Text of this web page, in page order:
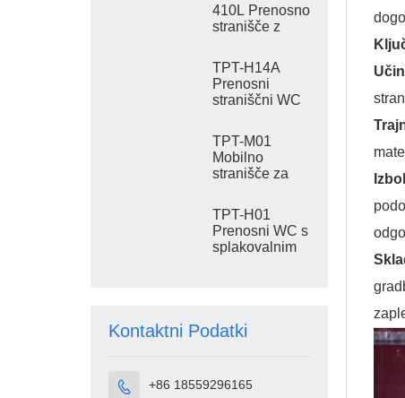
410L Prenosno
stranišče z
za odpadke,
jeklena drsna
prenosna
straniščna
TPT-H14A
Prenosni
straniščni WC
rezervoarjem
za odpadke,
zunanji
plastični WC
TPT-M01
Mobilno
stranišče za
TPT-H01
Prenosni WC s
splakovalnim
HDPE plastike
Kontaktni Podatki
 +86 18559296165